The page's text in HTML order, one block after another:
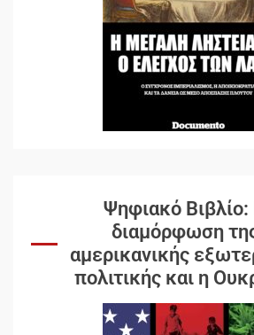
Ψηφιακό Βιβλίο:
διαμόρφωση
αμερικανικής
πολιτικής και η